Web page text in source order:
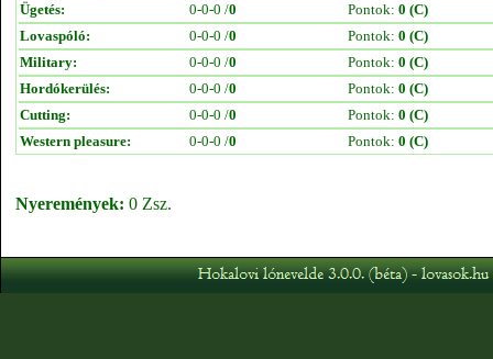
Ügetés:
0-0-0 /0 Pontok: 0 (C)
Lovaspóló:
0-0-0 /0 Pontok: 0 (C)
Military:
0-0-0 /0 Pontok: 0 (C)
Hordókerülés:
0-0-0 /0 Pontok: 0 (C)
Cutting:
0-0-0 /0 Pontok: 0 (C)
Western pleasure:
0-0-0 /0 Pontok: 0 (C)
Nyeremények: 0 Zsz.